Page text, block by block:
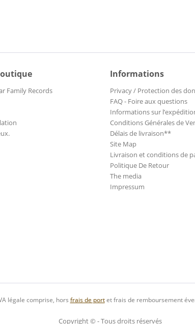
Family Records
Informations
Privacy / Protection des
FAQ - Foire aux questions
Informations sur
Conditions Générales de
Délais de livraison**
Site Map
Livraison et conditions de
Politique De Retour
The media
Impressum
légale comprise, hors frais de portet frais de remboursement
Copyright © - Tous droits réservés